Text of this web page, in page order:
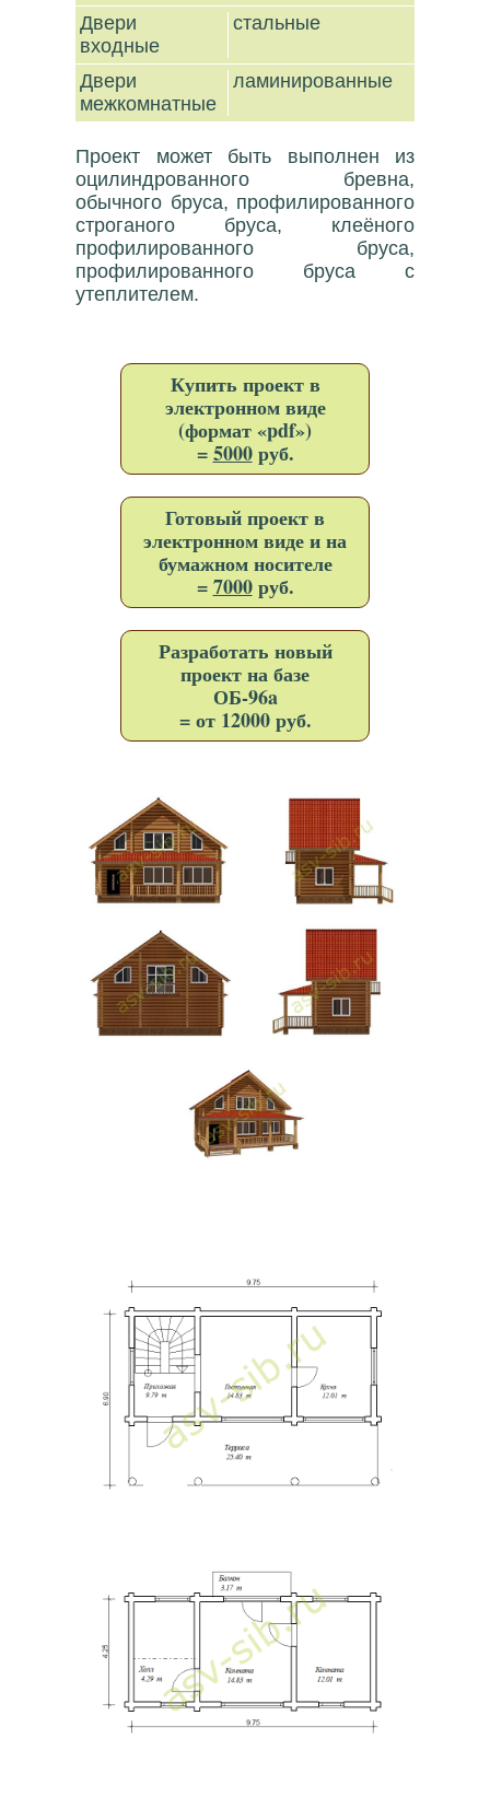
Двери
входные
стальные
Двери
межкомнатные
ламинированные
Проект может быть выполнен из
оцилиндрованного бревна,
обычного бруса, профилированного
строганого бруса, клеёного
профилированного бруса,
профилированного бруса с
утеплителем.
Купить проект в
электронном виде
(формат «pdf»)
=5000руб.
Готовый проект в
электронном виде и на
бумажном носителе
=7000руб.
Разработать новый
проект на базе
ОБ-96a
= от 12000 руб.